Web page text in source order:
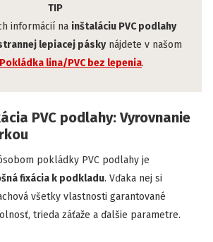
TIP
informácií na inštaláciu PVC podlahy
lepiacej páskynájdete v našom
Pokládka lina/PVC bez lepenia.
PVC podlahy: Vyrovnanie
pokládky PVC podlahy je
fixácia k podkladu. Vďaka nej si
všetky vlastnosti garantované
trieda záťaže a ďalšie parametre.